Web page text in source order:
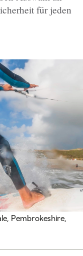
für jeden
Pembrokeshire,